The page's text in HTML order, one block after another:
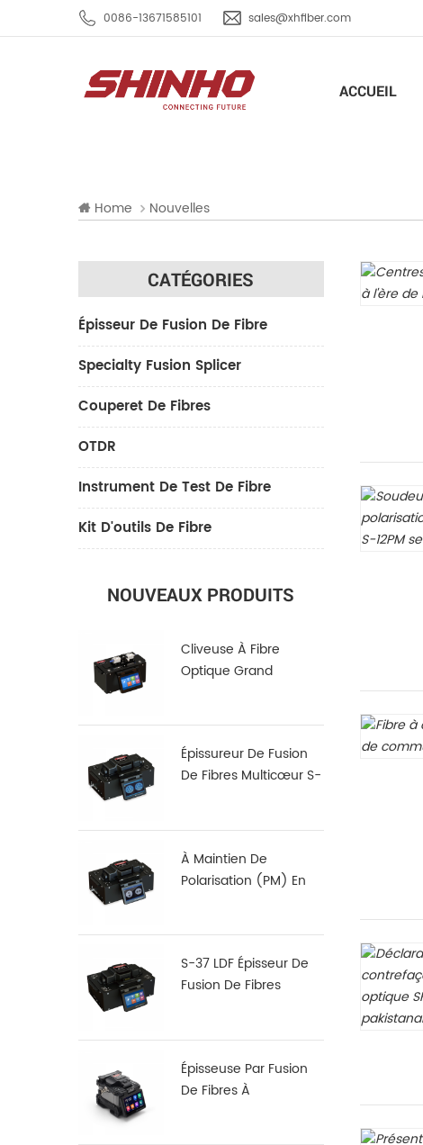
0086-13671585101 sales@xhfiber.com
ACCUEIL
Home Nouvelles
CATÉGORIES
Épisseur De Fusion De Fibre
Specialty Fusion Splicer
Couperet De Fibres
OTDR
Instrument De Test De Fibre
Kit D'outils De Fibre
NOUVEAUX PRODUITS
Cliveuse À Fibre
Optique Grand
Épissureur De Fusion
De Fibres Multicœur S-
À Maintien De
Polarisation (PM) En
S-37 LDF Épisseur De
Fusion De Fibres
Épisseuse Par Fusion
De Fibres À